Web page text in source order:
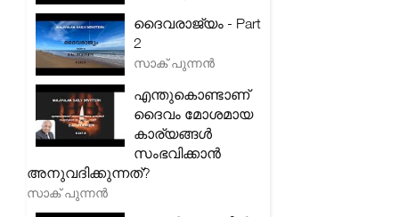
ദൈവരാജ്യം - Part
2
സാക് പുന്നൻ
എന്തുകൊണ്ടാണ്
ദൈവം മോശമായ
കാര്യങ്ങൾ
സംഭവിക്കാൻ
അനുവദിക്കുന്നത്?
സാക് പുന്നൻ